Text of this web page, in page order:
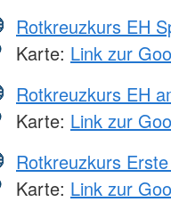
Rotkreuzkurs EH
Karte: Link zur
Rotkreuzkurs EH
Karte: Link zur
Rotkreuzkurs
Karte: Link zur